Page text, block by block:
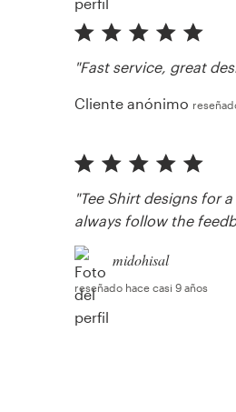
"Fast service, great
Cliente anónimo
"Tee Shirt designs for
always follow the
midohisal
reseñado hace casi 9 años